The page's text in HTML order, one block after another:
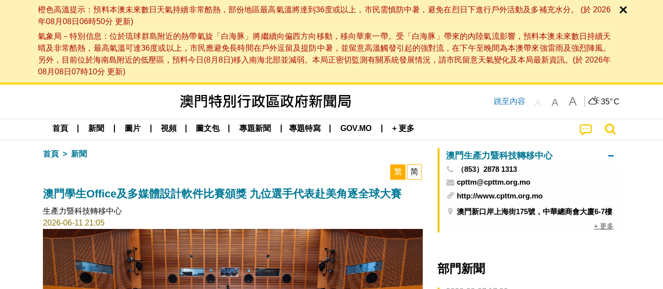
橙色高溫提示：預料本澳未來數日天氣持續非常酷熱，部份地區最高氣溫將達到36度或以上，市民需慎防中暑，避免在烈日下進行戶外活動及多補充水分。 (於 2026
年08月08日06時50分 更新)
氣象局－特別信息：位於琉球群島附近的熱帶氣旋「白海豚」將繼續向偏西方向移動，移向華東一帶。受「白海豚」帶來的內陸氣流影響，預料本澳未來數日持續天
晴及非常酷熱，最高氣溫可達36度或以上，市民應避免長時間在戶外逗留及提防中暑，並留意高溫觸發引起的強對流，在下午至晚間為本澳帶來強雷雨及強烈陣風。
另外，目前位於海南島附近的低壓區，預料今日(8月8日)移入南海北部並減弱。本局正密切監測有關系統發展情況，請市民留意天氣變化及本局最新資訊。(於 2026年
08月08日07時10分 更新)
跳至內容 A A A 35°C
首頁 新聞 圖片 視頻 圖文包 專題新聞 專題特寫 GOV.MO + 更多
首頁 新聞
繁 简
澳門學生Office及多媒體設計軟件比賽頒獎 九位選手代表赴美角逐全球大賽
生產力暨科技轉移中心
2026-06-11 21:05
澳門生產力暨科技轉移中心
（853）2878 1313
cpttm@cpttm.org.mo
http://www.cpttm.org.mo
澳門新口岸上海街175號，中華總商會大廈6-7樓
+ 更多
部門新聞